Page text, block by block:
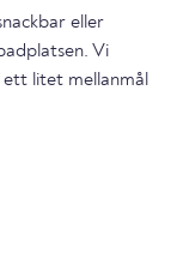
eller
Vi
litet mellanmål